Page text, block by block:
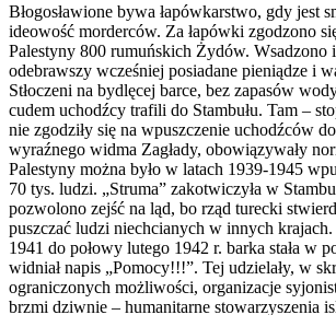
Błogosławione bywa łapówkarstwo, gdy jest
ideowość morderców. Za łapówki zgodzono
Palestyny 800 rumuńskich Żydów. Wsadzono
odebrawszy wcześniej posiadane pieniądze i
Stłoczeni na bydlęcej barce, bez zapasów
cudem uchodźcy trafili do Stambułu. Tam –
nie zgodziły się na wpuszczenie uchodźców
wyraźnego widma Zagłady, obowiązywały
Palestyny można było w latach 1939-1945
70 tys. ludzi. „Struma” zakotwiczyła w
pozwolono zejść na ląd, bo rząd turecki
puszczać ludzi niechcianych w innych
1941 do połowy lutego 1942 r. barka stała w
widniał napis „Pomocy!!!”. Tej udzielały, w
ograniczonych możliwości, organizacje
brzmi dziwnie – humanitarne stowarzyszenia